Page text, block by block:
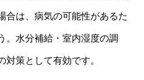
合は、病気の可能性があるた
。水分補給・室内湿度の調
対策として有効です。